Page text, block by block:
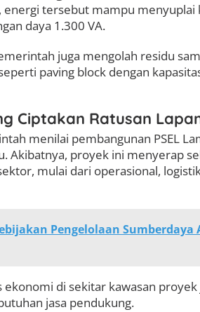
energi tersebut mampu
daya 1.300 VA.
juga mengolah residu
paving block dengan
Ciptakan Ratusan
menilai pembangunan PSEL
Akibatnya, proyek ini menyerap
mulai dari operasional,
Pengelolaan Sumberdaya
ekonomi di sekitar kawasan
jasa pendukung.